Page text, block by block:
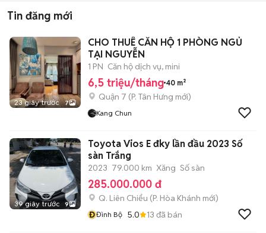
Tin đăng mới
23 giây trước 7
CHO THUÊ CĂN HỘ 1 PHÒNG NGỦ
TẠI NGUYỄN
1 PN Căn hộ dịch vụ, mini
6,5 triệu/tháng 40 m²
Quận 7 (P. Tân Hưng mới)
Kang Chun
39 giây trước 9
Toyota Vios E đky lần đầu 2023 Số
sàn Trắng
2023 79.000 km Xăng Số sàn
285.000.000 đ
Q. Liên Chiểu (P. Hòa Khánh mới)
ĐĐình Bộ 5.0 13 đã bán